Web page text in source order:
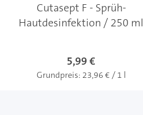
Cutasept F - Sprüh-
Hautdesinfektion / 250 ml
5,99 €
Grundpreis: 23,96 € / 1 l